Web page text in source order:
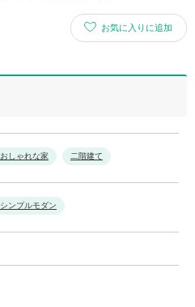
お気に入りに追加
おしゃれな家 二階建て
シンプルモダン